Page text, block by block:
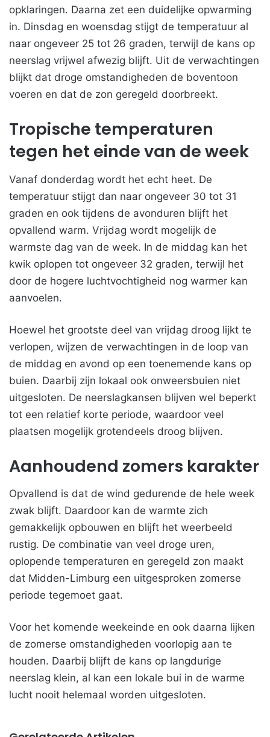
opklaringen. Daarna zet een duidelijke opwarming
in. Dinsdag en woensdag stijgt de temperatuur al
naar ongeveer 25 tot 26 graden, terwijl de kans op
neerslag vrijwel afwezig blijft. Uit de verwachtingen
blijkt dat droge omstandigheden de boventoon
voeren en dat de zon geregeld doorbreekt.
Tropische temperaturen
tegen het einde van de week
Vanaf donderdag wordt het echt heet. De
temperatuur stijgt dan naar ongeveer 30 tot 31
graden en ook tijdens de avonduren blijft het
opvallend warm. Vrijdag wordt mogelijk de
warmste dag van de week. In de middag kan het
kwik oplopen tot ongeveer 32 graden, terwijl het
door de hogere luchtvochtigheid nog warmer kan
aanvoelen.
Hoewel het grootste deel van vrijdag droog lijkt te
verlopen, wijzen de verwachtingen in de loop van
de middag en avond op een toenemende kans op
buien. Daarbij zijn lokaal ook onweersbuien niet
uitgesloten. De neerslagkansen blijven wel beperkt
tot een relatief korte periode, waardoor veel
plaatsen mogelijk grotendeels droog blijven.
Aanhoudend zomers karakter
Opvallend is dat de wind gedurende de hele week
zwak blijft. Daardoor kan de warmte zich
gemakkelijk opbouwen en blijft het weerbeeld
rustig. De combinatie van veel droge uren,
oplopende temperaturen en geregeld zon maakt
dat Midden-Limburg een uitgesproken zomerse
periode tegemoet gaat.
Voor het komende weekeinde en ook daarna lijken
de zomerse omstandigheden voorlopig aan te
houden. Daarbij blijft de kans op langdurige
neerslag klein, al kan een lokale bui in de warme
lucht nooit helemaal worden uitgesloten.